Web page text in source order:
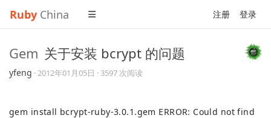
Ruby China 注册 登录
Gem 关于安装 bcrypt 的问题
yfeng ·2012年01月05日 · 3597 次阅读
gem install bcrypt-ruby-3.0.1.gem ERROR: Could not find